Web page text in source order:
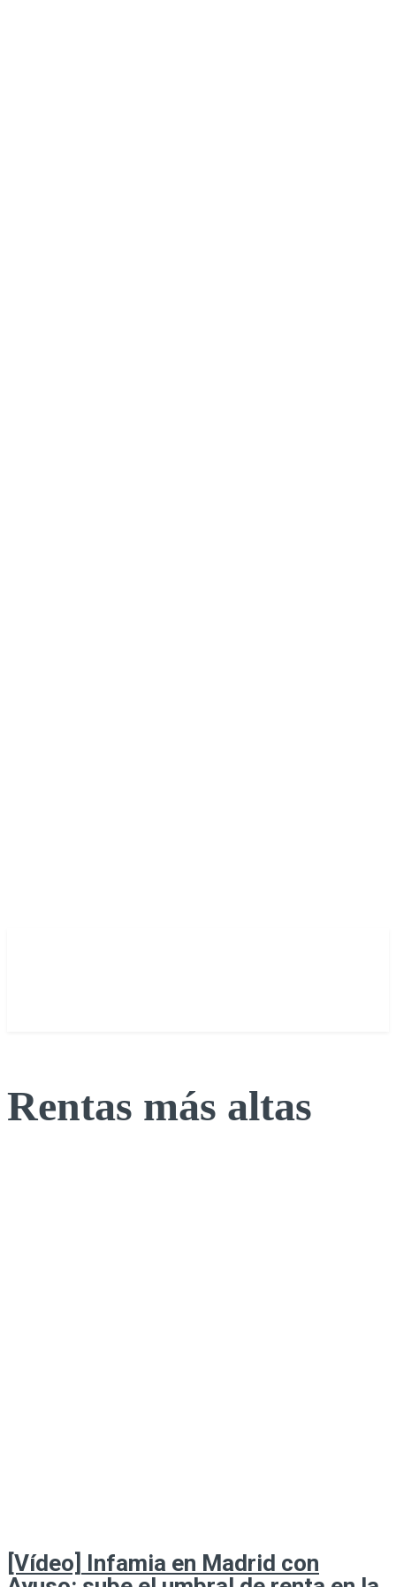
Rentas más altas
[Vídeo] Infamia en Madrid con